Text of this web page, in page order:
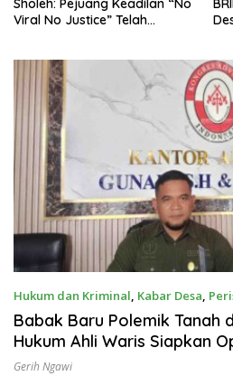
Sholeh: Pejuang Keadilan “No
Viral No Justice” Telah
Hukum dan Kriminal, Kabar Desa,
Babak Baru Polemik Tanah
Hukum Ahli Waris Siapkan
Audiensi ke Bupati
Gerih Ngawi